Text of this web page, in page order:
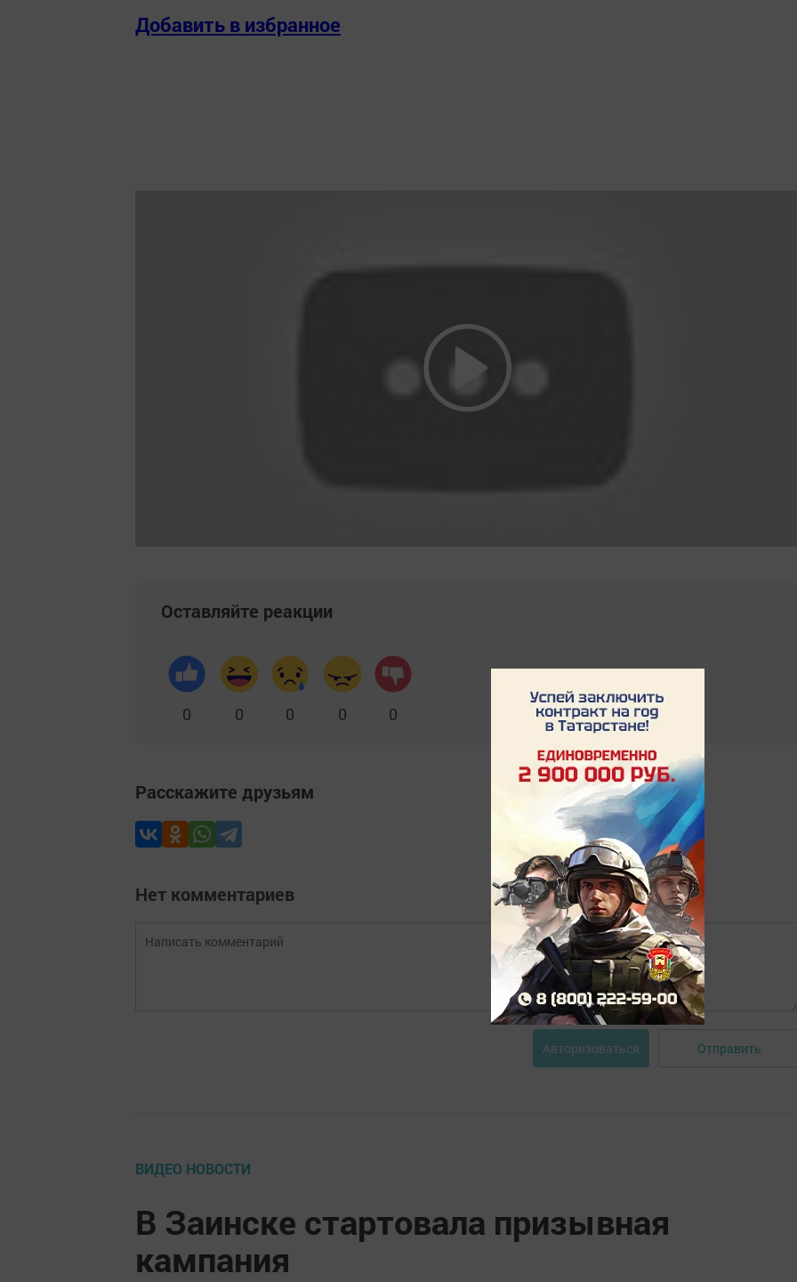
Добавить в избранное
Оставляйте реакции
0 0 0 0 0
Расскажите друзьям
Нет комментариев
Авторизоваться Отправить
ВИДЕО НОВОСТИ
В Заинске стартовала призывная
кампания